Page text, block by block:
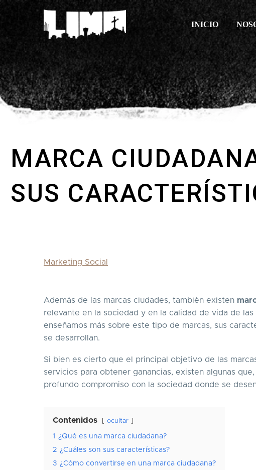
INICIO
MARCA
SUS
Marketing Social
Además de las marcas ciudades, también existen
relevante en la sociedad y en la calidad de vida de
enseñamos más sobre este tipo de marcas, sus
se desarrollan.
Si bien es cierto que el principal objetivo de las
servicios para obtener ganancias, existen algunas
profundo compromiso con la sociedad donde se
Contenidos ocultar
1
¿Qué es una marca ciudadana?
2 ¿Cuáles son sus características?
3 ¿Cómo convertirse en una marca ciudadana?